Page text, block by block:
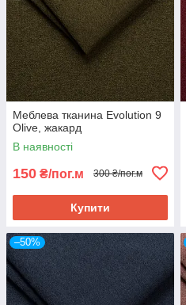
Меблева тканина Evolution 9
Olive, жакард
В наявності
150 ₴/пог.м 300 ₴/пог.м
Купити
–50%